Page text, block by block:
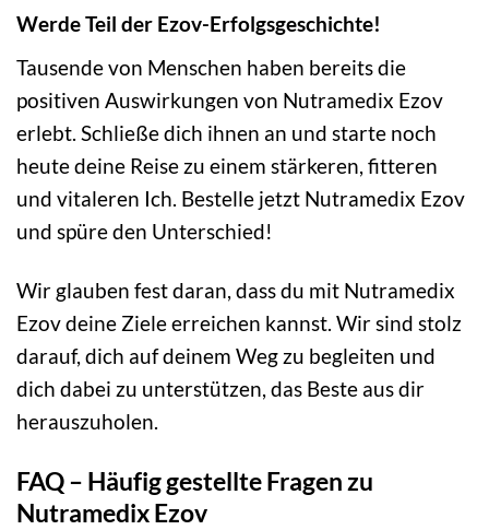
Werde Teil der Ezov-Erfolgsgeschichte!
Tausende von Menschen haben bereits die
positiven Auswirkungen von Nutramedix Ezov
erlebt. Schließe dich ihnen an und starte noch
heute deine Reise zu einem stärkeren, fitteren
und vitaleren Ich. Bestelle jetzt Nutramedix Ezov
und spüre den Unterschied!
Wir glauben fest daran, dass du mit Nutramedix
Ezov deine Ziele erreichen kannst. Wir sind stolz
darauf, dich auf deinem Weg zu begleiten und
dich dabei zu unterstützen, das Beste aus dir
herauszuholen.
FAQ – Häufig gestellte Fragen zu
Nutramedix Ezov